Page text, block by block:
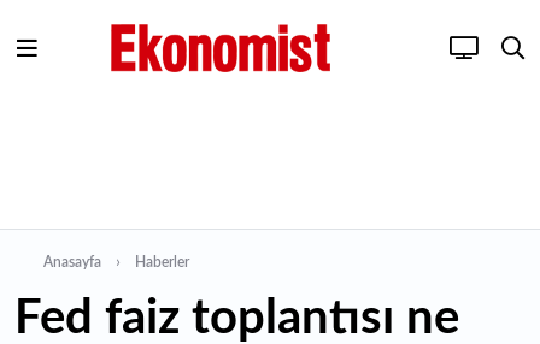
Anasayfa Haberler
Fed faiz toplantısı ne